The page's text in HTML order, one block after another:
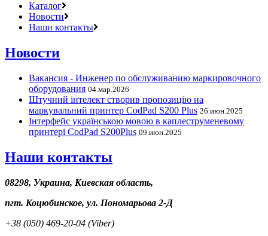
Каталог
Новости
Наши контакты
Новости
Вакансия - Инженер по обслуживанию маркировочного
оборудования 04.мар.2026
Штучний інтелект створив пропозицію на
маркувальний принтер CodPad S200 Plus 26.июн.2025
Інтерфейс українською мовою в каплеструменевому
принтері CodPad S200Plus 09.июн.2025
Наши контакты
08298, Украина, Киевская область,
пгт. Коцюбинское, ул. Пономарьова 2-Д
+38 (050) 469-20-04 (Viber)